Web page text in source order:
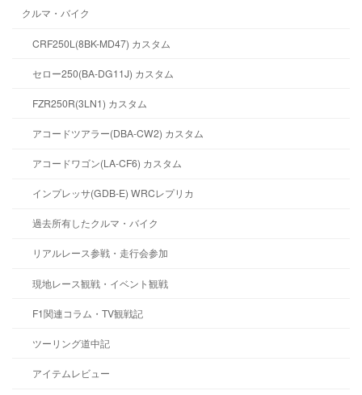
クルマ・バイク
CRF250L(8BK-MD47) カスタム
セロー250(BA-DG11J) カスタム
FZR250R(3LN1) カスタム
アコードツアラー(DBA-CW2) カスタム
アコードワゴン(LA-CF6) カスタム
インプレッサ(GDB-E) WRCレプリカ
過去所有したクルマ・バイク
リアルレース参戦・走行会参加
現地レース観戦・イベント観戦
F1関連コラム・TV観戦記
ツーリング道中記
アイテムレビュー